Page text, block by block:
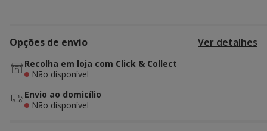
Opções de envio Ver detalhes
Recolha em loja com Click & Collect
Não disponível
Envio ao domicílio
Não disponível